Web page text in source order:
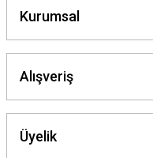
Kurumsal
Alışveriş
Üyelik